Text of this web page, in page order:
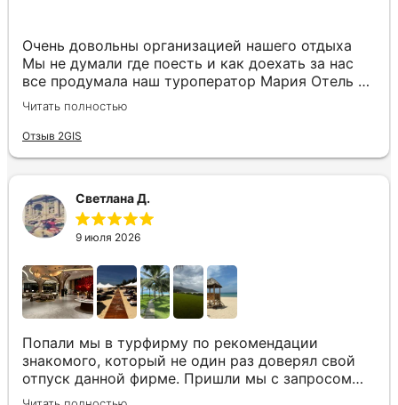
Очень довольны организацией нашего отдыха
Мы не думали где поесть и как доехать за нас
все продумала наш туроператор Мария Отель в
котором мы жили находится в тихом месте в
шаговой доступности большое количество
достопримечательностей и мест где можно
Читать полностью
Отзыв 2GIS
Светлана Д.
9 июля 2026
Попали мы в турфирму по рекомендации
знакомого, который не один раз доверял свой
отпуск данной фирме. Пришли мы с запросом
«хочу то, не знаю что», было несколько